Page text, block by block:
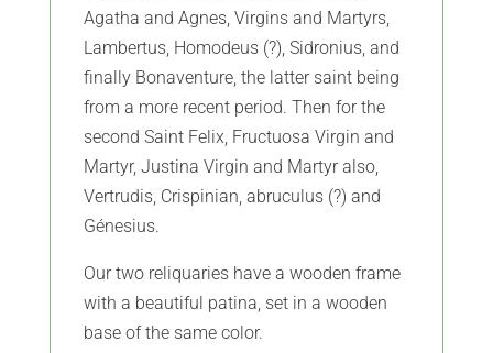
Agatha and Agnes, Virgins and Martyrs,
Lambertus, Homodeus (?), Sidronius, and
finally Bonaventure, the latter saint being
from a more recent period. Then for the
second Saint Felix, Fructuosa Virgin and
Martyr, Justina Virgin and Martyr also,
Vertrudis, Crispinian, abruculus (?) and
Génesius.
Our two reliquaries have a wooden frame
with a beautiful patina, set in a wooden
base of the same color.